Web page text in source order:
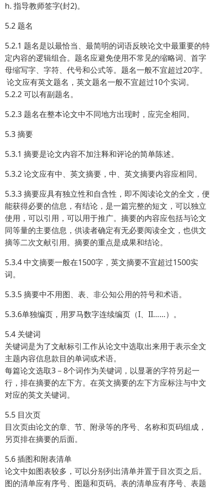
h. 指导教师签字(封2)。
5.2 题名
5.2.1 题名是以最恰当、最简明的词语反映论文中最重要的特
定内容的逻辑组合。题名应避免使用不常见的缩略词、首字
母缩写字、字符、代号和公式等。题名一般不宜超过20字。
论文应有英文题名，英文题名一般不宜超过10个实词。
5.2.2 可以有副题名。
5.2.3 题名在整本论文中不同地方出现时，应完全相同。
5.3 摘要
5.3.1 摘要是论文内容不加注释和评论的简单陈述。
5.3.2 论文应有中、英文摘要，中、英文摘要内容应相同。
5.3.3 摘要应具有独立性和自含性，即不阅读论文的全文，便
能获得必要的信息，有结论，是一篇完整的短文，可以独立
使用，可以引用，可以用于推广。摘要的内容应包括与论文
同等量的主要信息，供读者确定有无必要阅读全文，也供文
摘等二次文献引用。摘要的重点是成果和结论。
5.3.4 中文摘要一般在1500字，英文摘要不宜超过1500实
词。
5.3.5 摘要中不用图、表、非公知公用的符号和术语。
5.3.6单独编页，用罗马数字连续编页（I、II……）。
5.4 关键词
关键词是为了文献标引工作从论文中选取出来用于表示全文
主题内容信息款目的单词或术语。
每篇论文选取3－8个词作为关键词，以显著的字符另起一
行，排在摘要的左下方。在英文摘要的左下方应标注与中文
对应的英文关键词。
5.5 目次页
目次页由论文的章、节、附录等的序号、名称和页码组成，
另页排在摘要的后面。
5.6 插图和附表清单
论文中如图表较多，可以分别列出清单并置于目次页之后。
图的清单应有序号、图题和页码。表的清单应有序号、表题